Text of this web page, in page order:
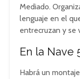
Mediado.
lenguaje en el
entrecruzan y se
En la Nave
Habrá un